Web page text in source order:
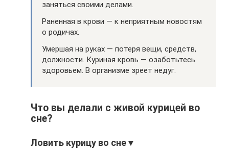
заняться своими делами.
Раненная в крови — к неприятным новостям
о родичах.
Умершая на руках — потеря вещи, средств,
должности. Куриная кровь — озаботьтесь
здоровьем. В организме зреет недуг.
Что вы делали с живой курицей во
сне?
Ловить курицу во сне▼